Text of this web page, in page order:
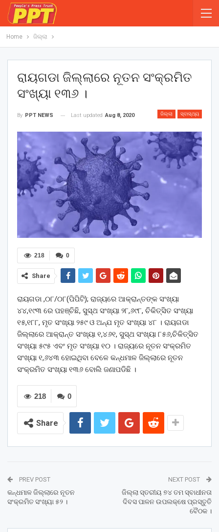
Home ଜିଲ୍ଲା
ରାୟଗଡା ଜିଲ୍ଲାରେ ନୂତନ ସଂକ୍ରମିତ
ସଂଖ୍ୟା ୧୩୬ ।
ଜିଲ୍ଲା ସ୍ବାସ୍ଥ୍ୟ
By PPT NEWS Last updated Aug 8, 2020
0
218
Share
ରାୟଗଡା ,୦୮/୦୮(ପିପିଟି); ରାଜ୍ୟରେ ଆକ୍ରାନ୍ତଙ୍କ ସଂଖ୍ୟା
୪୪,୧୯୩ ରେ ପହଞ୍ଚିଛି, ସୁସ୍ଥ ସଂଖ୍ୟା ୨୮,୬୯୮, ଚିକିତ୍ସିତ ସଂଖ୍ୟା
୧୫,୧୮୮, ମୃତ ସଂଖ୍ୟା ୨୫୯ ଓ ଅନ୍ଯ ମୃତ ସଂଖ୍ୟା ୪୮ । ରାୟଗଡା
ଜିଲ୍ଲାରେ ଆକ୍ରାନ୍ତ ସଂଖ୍ୟା ୧,୪୬୧, ସୁସ୍ଥ ସଂଖ୍ୟା ୮୫୬,ଚିକିତ୍ସିତ
ସଂଖ୍ୟା ୫୯୫ ଏବଂ ମୃତ ସଂଖ୍ୟା ୧୦ । ରାଜ୍ୟରେ ନୂତନ ସଂକ୍ରମିତ
ସଂଖ୍ୟା ୧,୬୪୩ ହୋଇଥିବା ବେଳେ କନ୍ଧମାଳ ଜିଲ୍ଲାରେ ନୂତନ
ସଂକ୍ରମିତ ସଂଖ୍ୟା ୧୩୬ ବୋଲି ଜଣାପଡିଛି ।
0
218
Share
PREV POST
କନ୍ଧମାଳ ଜିଲ୍ଲାରେ ନୂତନ
ସଂକ୍ରମିତ ସଂଖ୍ୟା ୫୨ ।
NEXT POST
ଜିଲ୍ଲା ସ୍ତରୀୟ ୭୪ ତମ ସ୍ବାଧୀନତା
ଦିବସ ପାଳନ ଉପଲକ୍ଷେ ପ୍ରସ୍ତୁତି
ବୈଠକ ।